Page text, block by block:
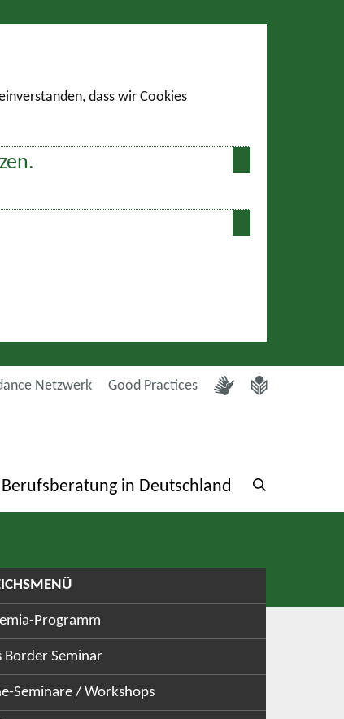
dass wir Cookies
Netzwerk Good Practices
Berufsberatung in Deutschland
Programm
Border Seminar
Seminare / Workshops